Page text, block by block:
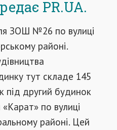
PR.UA.
ЗОШ №26 по вулиці
районі.
тут складе 145
під другий будинок
по вулиці
районі. Цей